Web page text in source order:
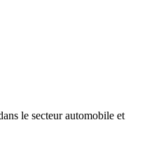
le secteur automobile et